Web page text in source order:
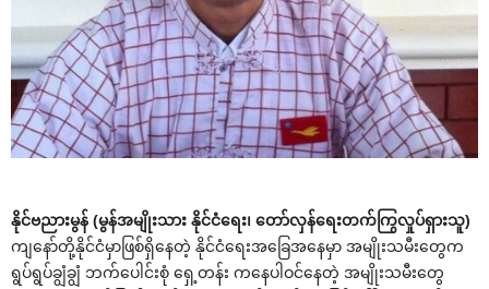
နိုင်ဗညားမွန် (မွန်အမျိုးသား နိုင်ငံရေး၊ တော်လှန်ရေးတက်ကြွလှုပ်ရှားသူ)
ကျနော်တို့နိုင်ငံမှာဖြစ်ရှိနေတဲ့ နိုင်ငံရေးအခြေအနေမှာ အမျိုးသမီးတွေက
ရွပ်ရွပ်ချွံချွံ ဘက်ပေါင်းစုံ ရှေ့တန်း ကနေပါဝင်နေတဲ့ အမျိုးသမီးတွေ